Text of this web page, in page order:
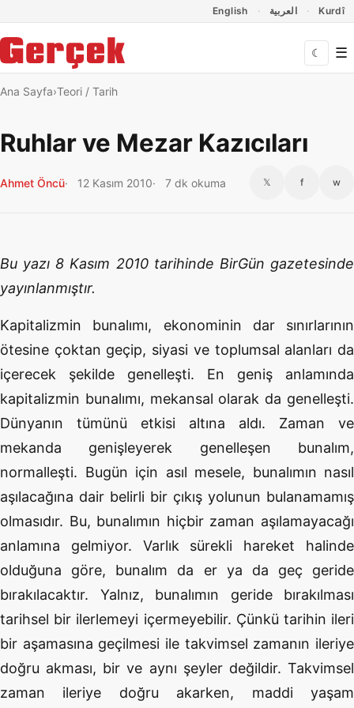
English العربية Kurdî
☾ ☰
Ana Sayfa Teori / Tarih
Ruhlar ve Mezar Kazıcıları
Ahmet Öncü 12 Kasım 2010 7 dk okuma 𝕏 f w
Bu yazı 8 Kasım 2010 tarihinde BirGün gazetesinde
yayınlanmıştır.
Kapitalizmin bunalımı, ekonominin dar sınırlarının
ötesine çoktan geçip, siyasi ve toplumsal alanları da
içerecek şekilde genelleşti. En geniş anlamında
kapitalizmin bunalımı, mekansal olarak da genelleşti.
Dünyanın tümünü etkisi altına aldı. Zaman ve
mekanda genişleyerek genelleşen bunalım,
normalleşti. Bugün için asıl mesele, bunalımın nasıl
aşılacağına dair belirli bir çıkış yolunun bulanamamış
olmasıdır. Bu, bunalımın hiçbir zaman aşılamayacağı
anlamına gelmiyor. Varlık sürekli hareket halinde
olduğuna göre, bunalım da er ya da geç geride
bırakılacaktır. Yalnız, bunalımın geride bırakılması
tarihsel bir ilerlemeyi içermeyebilir. Çünkü tarihin ileri
bir aşamasına geçilmesi ile takvimsel zamanın ileriye
doğru akması, bir ve aynı şeyler değildir. Takvimsel
zaman ileriye doğru akarken, maddi yaşam